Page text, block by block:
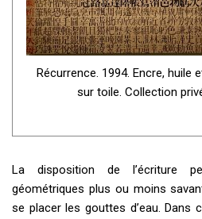
Récurrence. 1994. Encre, huile
sur toile. Collection
La disposition de l’écriture
géométriques plus ou moins
se placer les gouttes d’eau. Dans